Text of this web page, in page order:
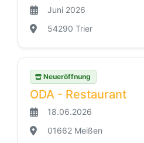
Juni 2026
54290 Trier
Neueröffnung
ODA - Restaurant
18.06.2026
01662 Meißen